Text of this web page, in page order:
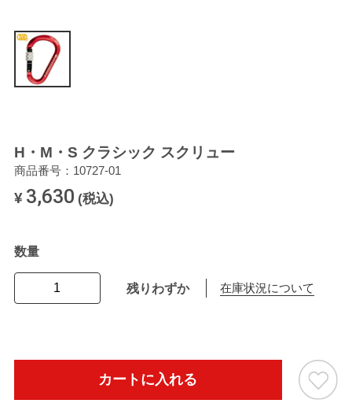
H・M・S クラシック スクリュー
商品番号：10727-01
¥ 3,630 (税込)
数量
残りわずか 在庫状況について
カートに入れる